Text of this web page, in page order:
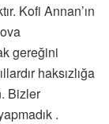
Kofi Annan’ın
gereğini
haksızlığa
Bizler
.